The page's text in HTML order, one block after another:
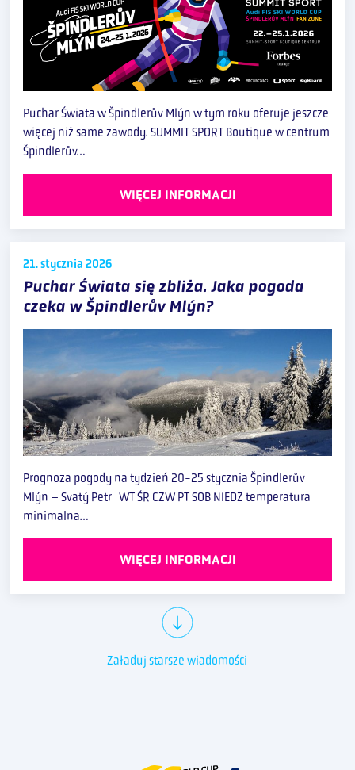
Puchar Świata w Špindlerův Mlýn w tym roku oferuje jeszcze
więcej niż same zawody. SUMMIT SPORT Boutique w centrum
Špindlerův…
WIĘCEJ INFORMACJI
21. stycznia 2026
Puchar Świata się zbliża. Jaka pogoda
czeka w Špindlerův Mlýn?
Prognoza pogody na tydzień 20-25 stycznia Špindlerův
Mlýn – Svatý Petr WT ŚR CZW PT SOB NIEDZ temperatura
minimalna…
WIĘCEJ INFORMACJI
Załaduj starsze wiadomości